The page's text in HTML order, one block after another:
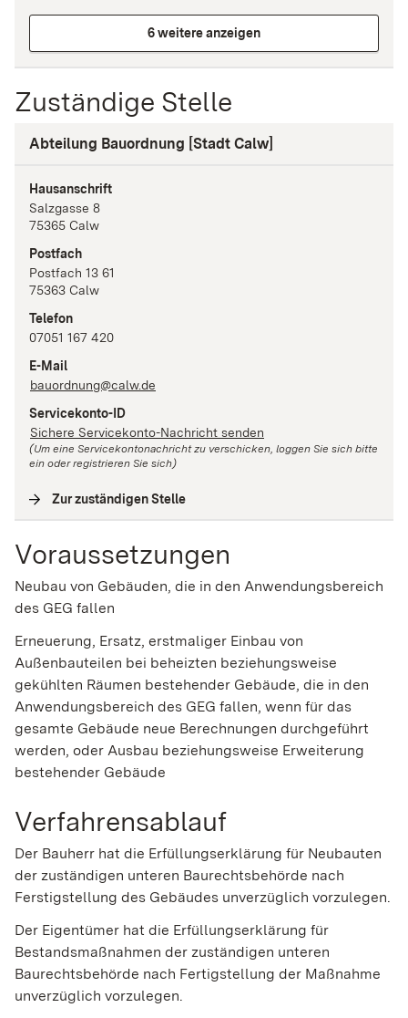
6 weitere anzeigen
Zuständige Stelle
Abteilung Bauordnung [Stadt Calw]
Hausanschrift
Salzgasse 8
75365 Calw
Postfach
Postfach 13 61
75363 Calw
Telefon
07051 167 420
E-Mail
bauordnung@calw.de
Servicekonto-ID
Sichere Servicekonto-Nachricht senden
(Um eine Servicekontonachricht zu verschicken, loggen Sie sich bitte
ein oder registrieren Sie sich)
Zur zuständigen Stelle
Voraussetzungen
Neubau von Gebäuden, die in den Anwendungsbereich
des GEG fallen
Erneuerung, Ersatz, erstmaliger Einbau von
Außenbauteilen bei beheizten beziehungsweise
gekühlten Räumen bestehender Gebäude, die in den
Anwendungsbereich des GEG fallen, wenn für das
gesamte Gebäude neue Berechnungen durchgeführt
werden, oder Ausbau beziehungsweise Erweiterung
bestehender Gebäude
Verfahrensablauf
Der Bauherr hat die Erfüllungserklärung für Neubauten
der zuständigen unteren Baurechtsbehörde nach
Ferstigstellung des Gebäudes unverzüglich vorzulegen.
Der Eigentümer hat die Erfüllungserklärung für
Bestandsmaßnahmen der zuständigen unteren
Baurechtsbehörde nach Fertigstellung der Maßnahme
unverzüglich vorzulegen.